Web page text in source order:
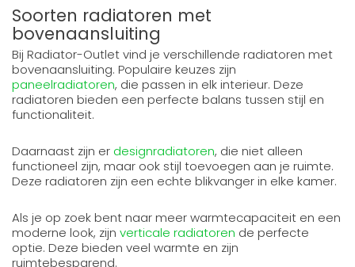
Soorten radiatoren met
bovenaansluiting
Bij Radiator-Outlet vind je verschillende radiatoren met
bovenaansluiting. Populaire keuzes zijn
paneelradiatoren, die passen in elk interieur. Deze
radiatoren bieden een perfecte balans tussen stijl en
functionaliteit.
Daarnaast zijn er designradiatoren, die niet alleen
functioneel zijn, maar ook stijl toevoegen aan je ruimte.
Deze radiatoren zijn een echte blikvanger in elke kamer.
Als je op zoek bent naar meer warmtecapaciteit en een
moderne look, zijn verticale radiatoren de perfecte
optie. Deze bieden veel warmte en zijn
ruimtebesparend.